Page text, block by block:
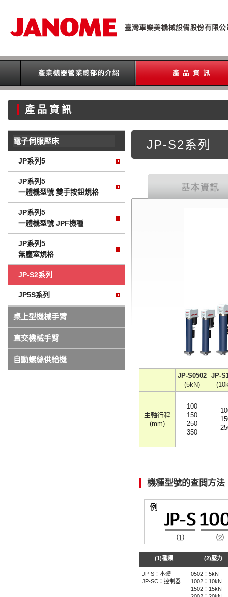
產品資訊
電子伺服壓床
JP系列5
JP系列5
一體機型號 雙手按鈕規格
JP系列5
一體機型號 JPF機種
JP系列5
無塵室規格
JP-S2系列
JP5S系列
桌上型機械手臂
直交機械手臂
自動螺絲供給機
JP-S2系列
JP-S0502
(5kN)
JP-
主軸行程
(mm)
100
150
250
350
機種型號的查閲方法
例
(1)種類 (2)壓力
JP-S：本體
JP-SC：控制器
0502：5kN
1002：10kN
1502：15kN